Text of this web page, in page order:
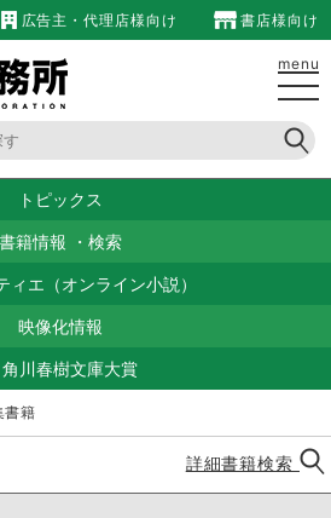
広告主・代理店様向け 書店様向け
menu
トピックス
書籍情報 ・ 検索
ィエ（オンライン小説）
映像化情報
川春樹文庫大賞
書籍
詳細書籍検索